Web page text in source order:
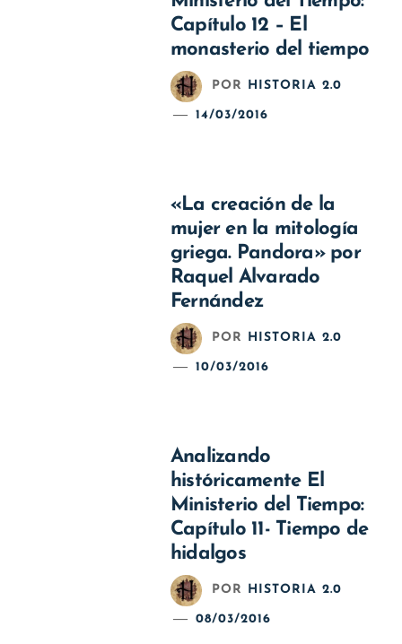
Capítulo 12 – El
monasterio del tiempo
POR HISTORIA 2.0
14/03/2016
«La creación de la
mujer en la mitología
griega. Pandora» por
Raquel Alvarado
Fernández
POR HISTORIA 2.0
10/03/2016
Analizando
históricamente El
Ministerio del Tiempo:
Capítulo 11- Tiempo de
hidalgos
POR HISTORIA 2.0
08/03/2016